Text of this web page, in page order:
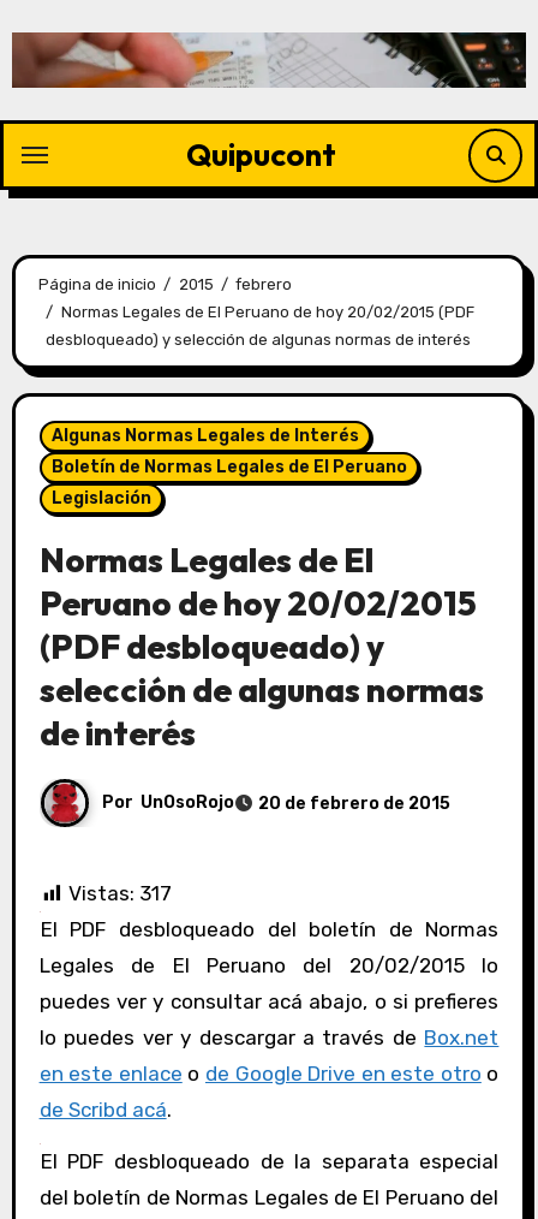
Quipucont
Página de inicio 2015
febrero
Normas Legales de El Peruano de hoy 20/02/2015 (PDF
desbloqueado) y selección de algunas normas de interés
Algunas Normas Legales de Interés
Boletín de Normas Legales de El Peruano
Legislación
Normas Legales de El
Peruano de hoy 20/02/2015
(PDF desbloqueado) y
selección de algunas normas
de interés
Por UnOsoRojo 20 de febrero de 2015
Vistas: 317
El PDF desbloqueado del boletín de Normas
Legales de El Peruano del 20/02/2015 lo
puedes ver y consultar acá abajo, o si prefieres
lo puedes ver y descargar a través de Box.net
en este enlace o de Google Drive en este otro o
de Scribd acá.
El PDF desbloqueado de la separata especial
del boletín de Normas Legales de El Peruano del